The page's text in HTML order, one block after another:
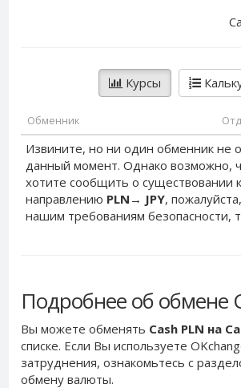
Курсы
Обменник
Извините, но ни один обменник не
данный момент. Однако возможно,
хотите сообщить о существовании
направлению PLN → JPY,
нашим требованиям безопасности,
Подробнее об обмене
Вы можете обменять Cash PLN на
списке. Если Вы используете
затруднения, ознакомьтесь с
обмену валюты.